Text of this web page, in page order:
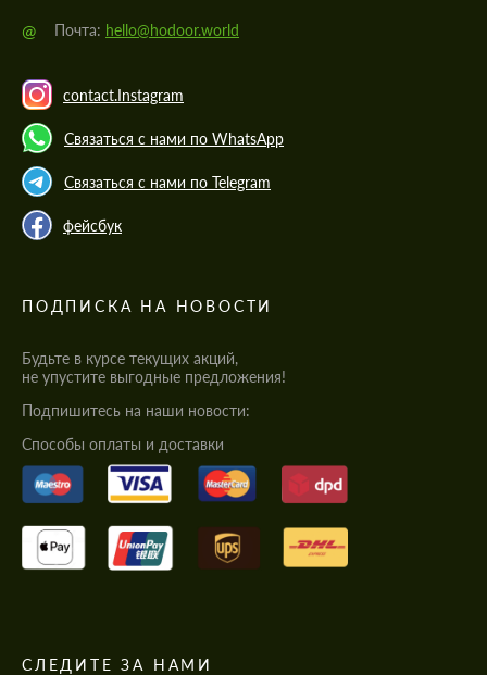
@ Почта: hello@hodoor.world
contact.Instagram
Связаться с нами по WhatsApp
Связаться с нами по Telegram
фейсбук
ПОДПИСКА НА НОВОСТИ
Будьте в курсе текущих акций,
не упустите выгодные предложения!
Подпишитесь на наши новости:
Cпособы оплаты и доставки
СЛЕДИТЕ ЗА НАМИ